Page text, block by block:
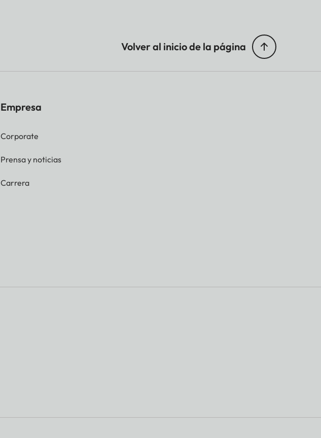
Volver al inicio de la página
Empresa
Corporate
Prensa y noticias
Carrera